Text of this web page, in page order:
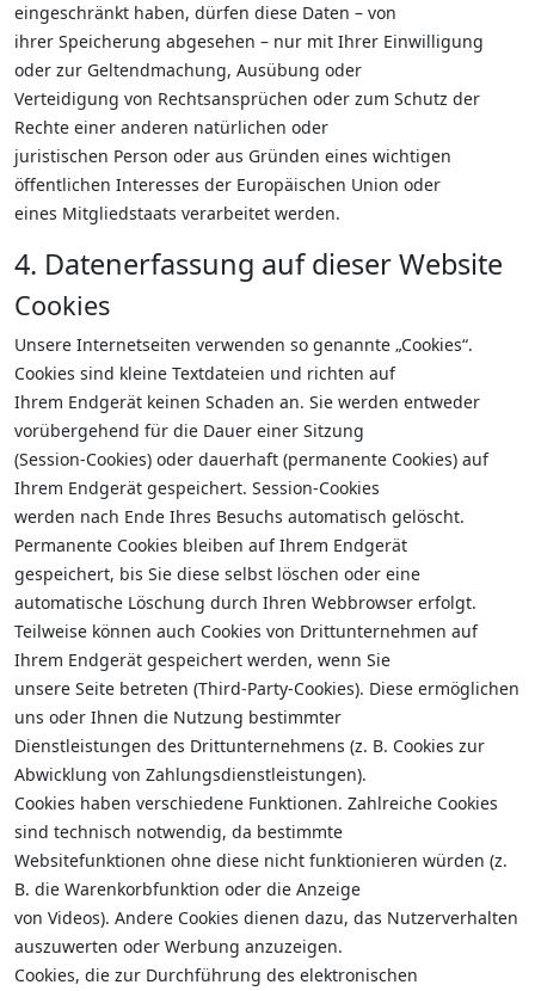
eingeschränkt haben, dürfen diese Daten – von
ihrer Speicherung abgesehen – nur mit Ihrer Einwilligung
oder zur Geltendmachung, Ausübung oder
Verteidigung von Rechtsansprüchen oder zum Schutz der
Rechte einer anderen natürlichen oder
juristischen Person oder aus Gründen eines wichtigen
öffentlichen Interesses der Europäischen Union oder
eines Mitgliedstaats verarbeitet werden.
4. Datenerfassung auf dieser Website
Cookies
Unsere Internetseiten verwenden so genannte „Cookies“.
Cookies sind kleine Textdateien und richten auf
Ihrem Endgerät keinen Schaden an. Sie werden entweder
vorübergehend für die Dauer einer Sitzung
(Session-Cookies) oder dauerhaft (permanente Cookies) auf
Ihrem Endgerät gespeichert. Session-Cookies
werden nach Ende Ihres Besuchs automatisch gelöscht.
Permanente Cookies bleiben auf Ihrem Endgerät
gespeichert, bis Sie diese selbst löschen oder eine
automatische Löschung durch Ihren Webbrowser erfolgt.
Teilweise können auch Cookies von Drittunternehmen auf
Ihrem Endgerät gespeichert werden, wenn Sie
unsere Seite betreten (Third-Party-Cookies). Diese ermöglichen
uns oder Ihnen die Nutzung bestimmter
Dienstleistungen des Drittunternehmens (z. B. Cookies zur
Abwicklung von Zahlungsdienstleistungen).
Cookies haben verschiedene Funktionen. Zahlreiche Cookies
sind technisch notwendig, da bestimmte
Websitefunktionen ohne diese nicht funktionieren würden (z.
B. die Warenkorbfunktion oder die Anzeige
von Videos). Andere Cookies dienen dazu, das Nutzerverhalten
auszuwerten oder Werbung anzuzeigen.
Cookies, die zur Durchführung des elektronischen